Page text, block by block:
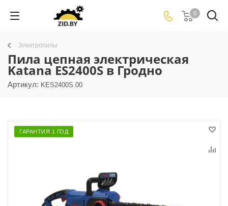
0
Электропилы
Пила цепная электрическая
Katana ES2400S в Гродно
Артикул: KES2400S.00
ГАРАНТИЯ 1 ГОД